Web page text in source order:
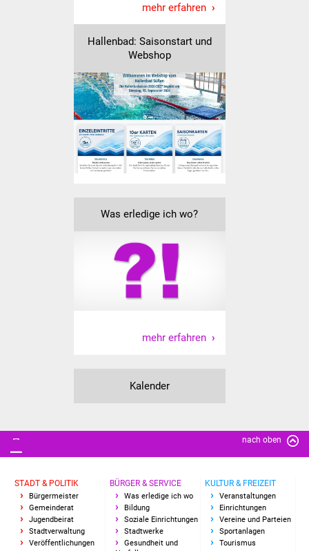
Seniorenwohn- und
Familien
Familientreff
Kinder und Jugendliche
Freundeskreis Asyl
Wohnimmobilien +
Wirtschaftsförderung
Gewerbeimmobilien
mehr erfahren
Hallenbad: Saisonstart und
Webshop
Was erledige ich wo?
mehr erfahren
Kalender
nach oben
STADT & POLITIK
Bürgermeister
Gemeinderat
Jugendbeirat
Stadtverwaltung
Veröffentlichungen
BÜRGER & SERVICE
Was erledige ich wo
Bildung
Soziale Einrichtungen
Stadtwerke
Gesundheit und
KULTUR & FREIZEIT
Veranstaltungen
Einrichtungen
Vereine und Parteien
Sportanlagen
Tourismus